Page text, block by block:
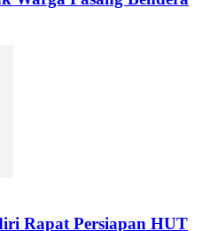
Rapat Persiapan HUT